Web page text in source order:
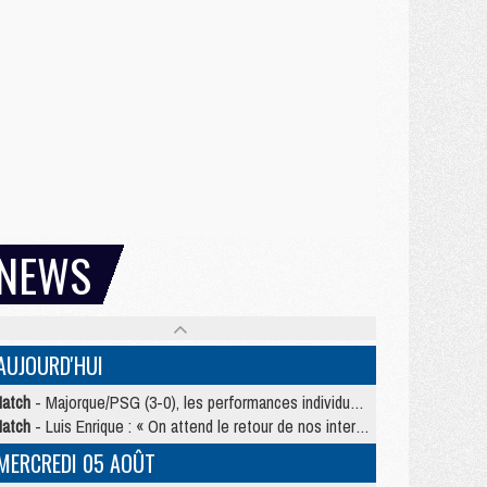
- Majorque/PSG (3-0), les performances individuelles
- Luis Enrique : « On attend le retour de nos internationaux »
05 AOÛT